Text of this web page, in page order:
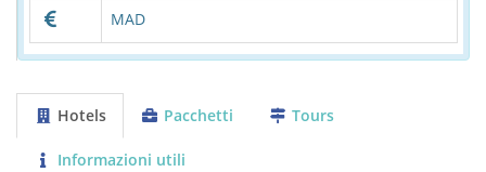
MAD
Hotels Pacchetti Tours
Informazioni utili